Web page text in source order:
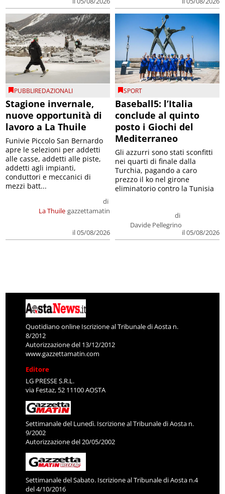
PUBBLIREDAZIONALI
Stagione invernale,
nuove opportunità di
lavoro a La Thuile
La Thuile
di
gazzettamatin
il 05/08/2026
Funivie Piccolo San Bernardo
apre le selezioni per addetti
alle casse, addetti alle piste,
addetti agli impianti,
conduttori e meccanici di
mezzi batt...
SPORT
Baseball5: l’Italia
conclude al quinto
posto i Giochi del
Mediterraneo
di
Davide Pellegrino
il 05/08/2026
Gli azzurri sono stati sconfitti
nei quarti di finale dalla
Turchia, pagando a caro
prezzo il ko nel girone
eliminatorio contro la Tunisia
Quotidiano online Iscrizione al Tribunale di Aosta n.
8/2012
Autorizzazione del 13/12/2012
www.gazzettamatin.com
Editore
LG PRESSE S.R.L.
via Festaz, 52 11100 AOSTA
Settimanale del Lunedì. Iscrizione al Tribunale di Aosta n.
9/2002
Autorizzazione del 20/05/2002
Settimanale del Sabato. Iscrizione al Tribunale di Aosta n.4
del 4/10/2016